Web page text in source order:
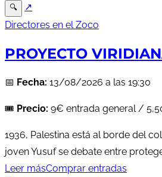
🔍
↗
Directores en el Zoco
PROYECTO
📅 Fecha: 13/08/2026 a las 19:30
🎟️ Precio: 9€ entrada general /
1936, Palestina está al borde del
joven Yusuf se debate entre
Leer másComprar entradas